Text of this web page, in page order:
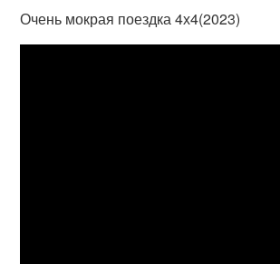
Очень мокрая поездка 4х4(2023)